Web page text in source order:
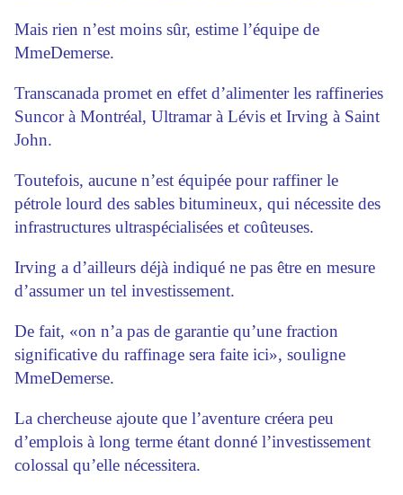
Mais rien n’est moins sûr, estime l’équipe de
MmeDemerse.
Transcanada promet en effet d’alimenter les raffineries
Suncor à Montréal, ­Ultramar à Lévis et Irving à Saint
John.
Toutefois, aucune n’est équipée pour raffiner le
pétrole lourd des sables bitumineux, qui nécessite des
infrastructures ultraspécialisées et coûteuses.
Irving a d’ailleurs déjà indiqué ne pas être en mesure
d’assumer un tel investissement.
De fait, «on n’a pas de garantie qu’une fraction
significative du raffinage sera faite ici», souligne
MmeDemerse.
La chercheuse ajoute que l’aventure créera peu
d’emplois à long terme étant donné l’investissement
colossal qu’elle nécessitera.